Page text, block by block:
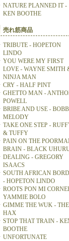
NATURE PLANNED IT -
KEN BOOTHE
売れ筋商品
TRIBUTE - HOPETON
LINDO
YOU WERE MY FIRST
LOVE - WAYNE SMITH
NINJA MAN
CRY - HALF PINT
GHETTO MAN -
POWELL
BRIBE AND USE -
MELODY
TAKE ONE STEP -
& TUFFY
PAIN ON THE
BRAIN - BLACK
DEALING - GREGORY
ISAACS
SOUTH AFRICAN
- HOPETON LINDO
ROOTS PON MI
YAMMIE BOLO
GIMME THE WUK - THE
HAX
STOP THAT TRAIN -
BOOTHE
UNFORTUNATE